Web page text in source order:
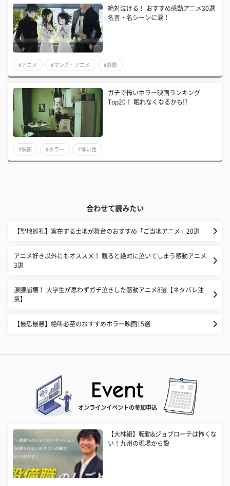
絶対泣ける！ おすすめ感動アニメ30選
名言・名シーンに涙！
#アニメ #マンガ・アニメ #感動
ガチで怖いホラー映画ランキング
Top20！ 眠れなくなるかも!?
#映画 #ホラー #怖い話
合わせて読みたい
【聖地巡礼】実在する土地が舞台のおすすめ「ご当地アニメ」20選
アニメ好き以外にもオススメ！ 観ると絶対に泣いてしまう感動アニメ
3選
涙腺崩壊！ 大学生が思わずガチ泣きした感動アニメ8選【ネタバレ注
意】
【最恐最悪】絶叫必至のおすすめホラー映画15選
オンラインイベントの参加申込
【大林組】転勤&ジョブローテは怖くな
い！九州の現場から設